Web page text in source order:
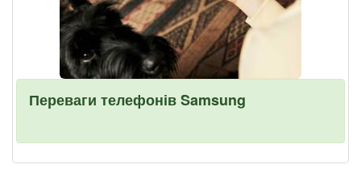
Переваги телефонів Samsung